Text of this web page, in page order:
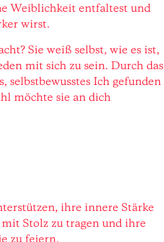
Weiblichkeit entfaltest und
wirst.
Sie weiß selbst, wie es ist,
mit sich zu sein. Durch das
selbstbewusstes Ich gefunden
möchte sie an dich
ihre innere Stärke
Stolz zu tragen und ihre
zu feiern.